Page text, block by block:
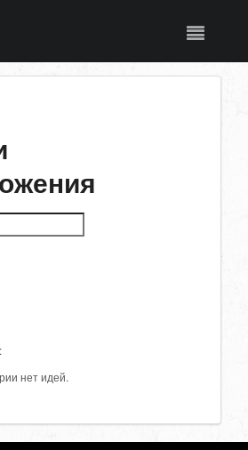
нет идей.